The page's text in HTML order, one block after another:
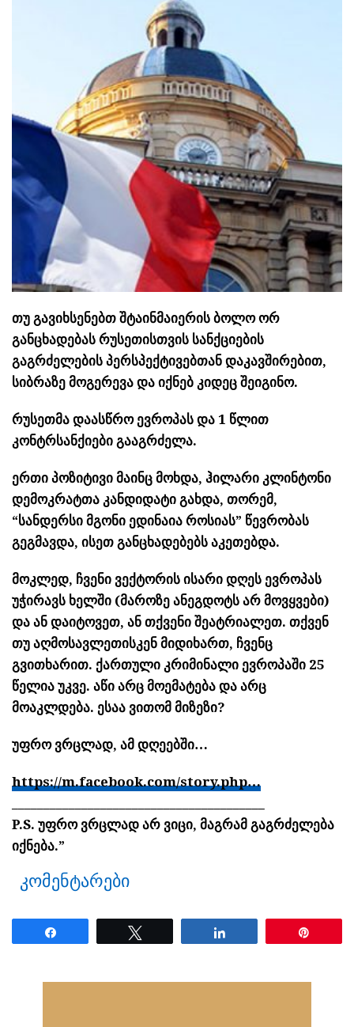
თუ გავიხსენებთ შტაინმაიერის ბოლო ორ
განცხადებას რუსეთისთვის სანქციების
გაგრძელების პერსპექტივებთან დაკავშირებით,
სიბრაზე მოგერევა და იქნებ კიდეც შეიგინო.
რუსეთმა დაასწრო ევროპას და 1 წლით
კონტრსანქიები გააგრძელა.
ერთი პოზიტივი მაინც მოხდა, ჰილარი კლინტონი
დემოკრატთა კანდიდატი გახდა, თორემ,
“სანდერსი მგონი ედინაია როსიას” წევრობას
გეგმავდა, ისეთ განცხადებებს აკეთებდა.
მოკლედ, ჩვენი ვექტორის ისარი დღეს ევროპას
უჭირავს ხელში (მაროზე ანეგდოტს არ მოვყვები)
და ან დაიტოვეთ, ან თქვენი შეატრიალეთ. თქვენ
თუ აღმოსავლეთისკენ მიდიხართ, ჩვენც
გვითხარით. ქართული კრიმინალი ევროპაში 25
წელია უკვე. აწი არც მოემატება და არც
მოაკლდება. ესაა ვითომ მიზეზი?
უფრო ვრცლად, ამ დღეებში…
https://m.facebook.com/story.php…
P.S. უფრო ვრცლად არ ვიცი, მაგრამ გაგრძელება
იქნება.”
კომენტარები